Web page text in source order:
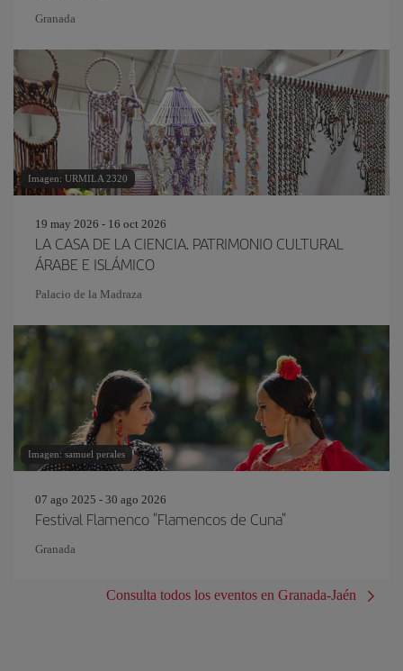
Granada
Imagen: URMILA 2320
19 may 2026 - 16 oct 2026
LA CASA DE LA CIENCIA. PATRIMONIO CULTURAL
ÁRABE E ISLÁMICO
Palacio de la Madraza
Imagen: samuel perales
07 ago 2025 - 30 ago 2026
Festival Flamenco "Flamencos de Cuna"
Granada
Consulta todos los eventos en Granada-Jaén